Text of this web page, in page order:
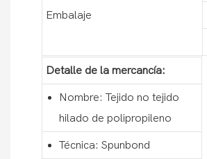
Embalaje
Detalle de la mercancía:
Nombre: Tejido no tejido
hilado de polipropileno
Técnica: Spunbond